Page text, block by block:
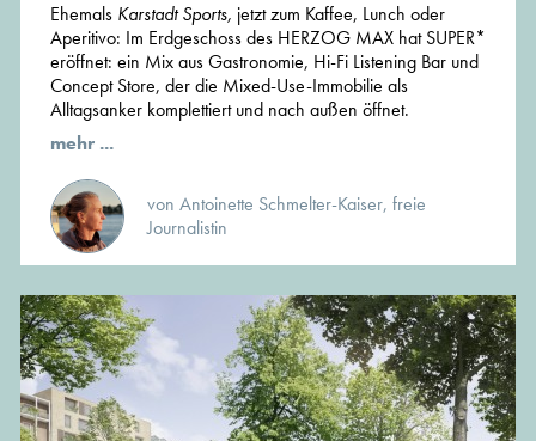
Ehemals Karstadt Sports, jetzt zum Kaffee, Lunch oder
Aperitivo: Im Erdgeschoss des HERZOG MAX hat SUPER*
eröffnet: ein Mix aus Gastronomie, Hi-Fi Listening Bar und
Concept Store, der die Mixed-Use-Immobilie als
Alltagsanker komplettiert und nach außen öffnet.
mehr ...
von Antoinette Schmelter-Kaiser, freie
Journalistin